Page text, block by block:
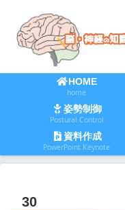
HOME
home
姿勢制御
Postural Control
資料作成
PowerPoint Keynote
30